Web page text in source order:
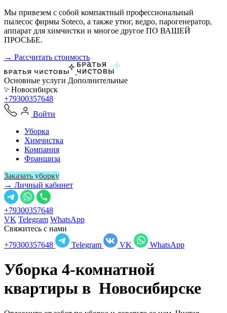
Мы привезем с собой компактный профессиональный
пылесос фирмы Soteco, а также утюг, ведро, парогенератор,
аппарат для химчистки и многое другое ПО ВАШЕЙ
ПРОСЬБЕ.
→ Рассчитать стоимость
Основные услуги Дополнительные
Новосибирск
+79300357648
Войти
Уборка
Химчистка
Компания
Франшиза
Заказать уборку
→ Личный кабинет
+79300357648
VK Telegram WhatsApp
Свяжитесь с нами
+79300357648
Telegram VK WhatsApp
Уборка 4-комнатной
квартиры в Новосибирске